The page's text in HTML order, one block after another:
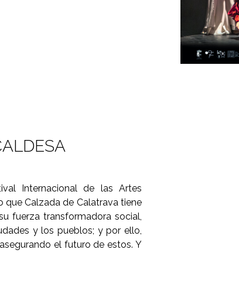
Internacional de las Artes
que Calzada de Calatrava tiene
fuerza transformadora social,
y los pueblos; y por ello,
el futuro de estos. Y